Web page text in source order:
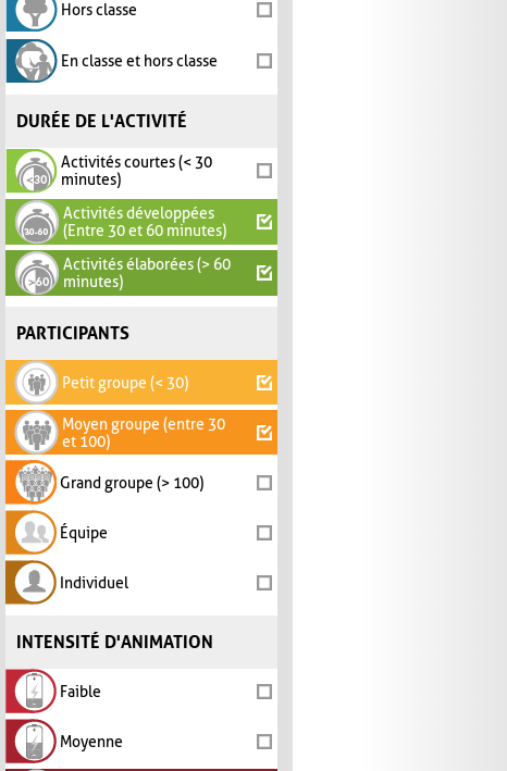
Hors classe
En classe et hors classe
DURÉE DE L'ACTIVITÉ
Activités courtes (< 30
minutes)
Activités développées
(Entre 30 et 60 minutes)
Activités élaborées (> 60
minutes)
PARTICIPANTS
Petit groupe (< 30)
Moyen groupe (entre 30
et 100)
Grand groupe (> 100)
Équipe
Individuel
INTENSITÉ D'ANIMATION
Faible
Moyenne